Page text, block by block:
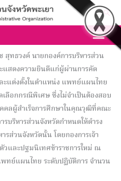
ทธวงค์ นายกองค์การบริหารส่วน
แสดงความยินดีแก่ผู้ผ่านการคัด
ะแต่งตั้งในตำแหน่ง แพทย์แผนไทย
ลือกกรณีพิเศษ ซึ่งไม่จำเป็นต้องสอบ
คลผู้สำเร็จการศึกษาในคุณวุฒิที่คณะ
รบริหารส่วนจังหวัดกำหนดให้ดำรง
รส่วนจังหวัดนั้น โดยกองการเจ้า
วและปฐมนิเทศข้าราชการใหม่ ณ
ทย์แผนไทย ระดับปฏิบัติการ จำนวน